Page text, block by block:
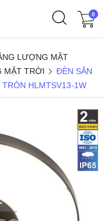
0
LƯỢNG MẶT
MẶT TRỜI
ĐÈN SÂN
HLMTSV13-1W